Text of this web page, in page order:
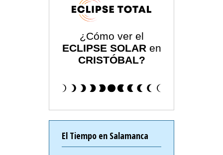
¿Cómo ver el
ECLIPSE SOLAR en
CRISTÓBAL?
El Tiempo en Salamanca